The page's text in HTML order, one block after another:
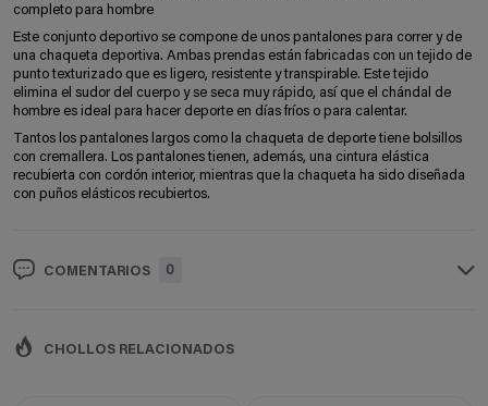
completo para hombre
Este conjunto deportivo se compone de unos pantalones para correr y de
una chaqueta deportiva. Ambas prendas están fabricadas con un tejido de
punto texturizado que es ligero, resistente y transpirable. Este tejido
elimina el sudor del cuerpo y se seca muy rápido, así que el chándal de
hombre es ideal para hacer deporte en días fríos o para calentar.
Tantos los pantalones largos como la chaqueta de deporte tiene bolsillos
con cremallera. Los pantalones tienen, además, una cintura elástica
recubierta con cordón interior, mientras que la chaqueta ha sido diseñada
con puños elásticos recubiertos.
COMENTARIOS 0
CHOLLOS RELACIONADOS